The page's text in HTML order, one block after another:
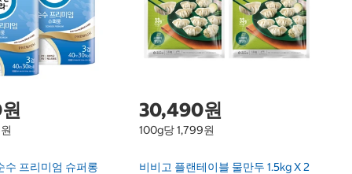
수 프리미엄 슈퍼롱
30,490원
100g당 1,799원
비비고 플랜테이블 물만두 1.5kg X 2